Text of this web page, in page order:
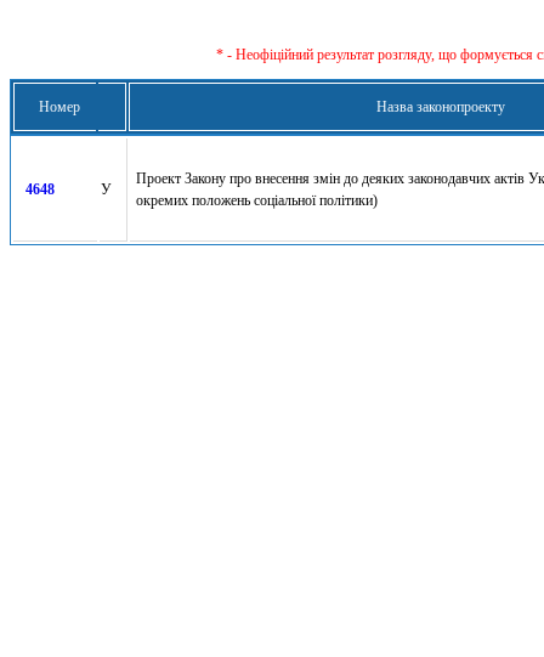
* - Неофіційний результат розгляду, що формується
Номер Назва законопроекту
4648 У
Проект Закону про внесення змін до деяких законодавчих актів
окремих положень соціальної політики)